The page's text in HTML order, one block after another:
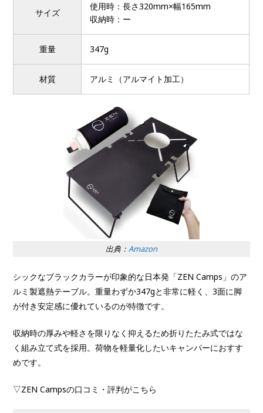
サイズ
使用時：長さ320mm×幅165mm
収納時：ー
重量 347g
材質 アルミ（アルマイト加工）
出典： Amazon
シックなブラックカラーが印象的な日本発「ZEN Camps」のア
ルミ製遮熱テーブル。重量わずか347gと非常に軽く、3面に脚
が付き安定感に優れているのが特徴です。
収納時の厚みや軽さを限りなく抑えるため折りたたみ式ではな
く組み立て式を採用。荷物を軽量化したいキャンパーにおすす
めです。
▽ZEN Campsの口コミ・評判がこちら